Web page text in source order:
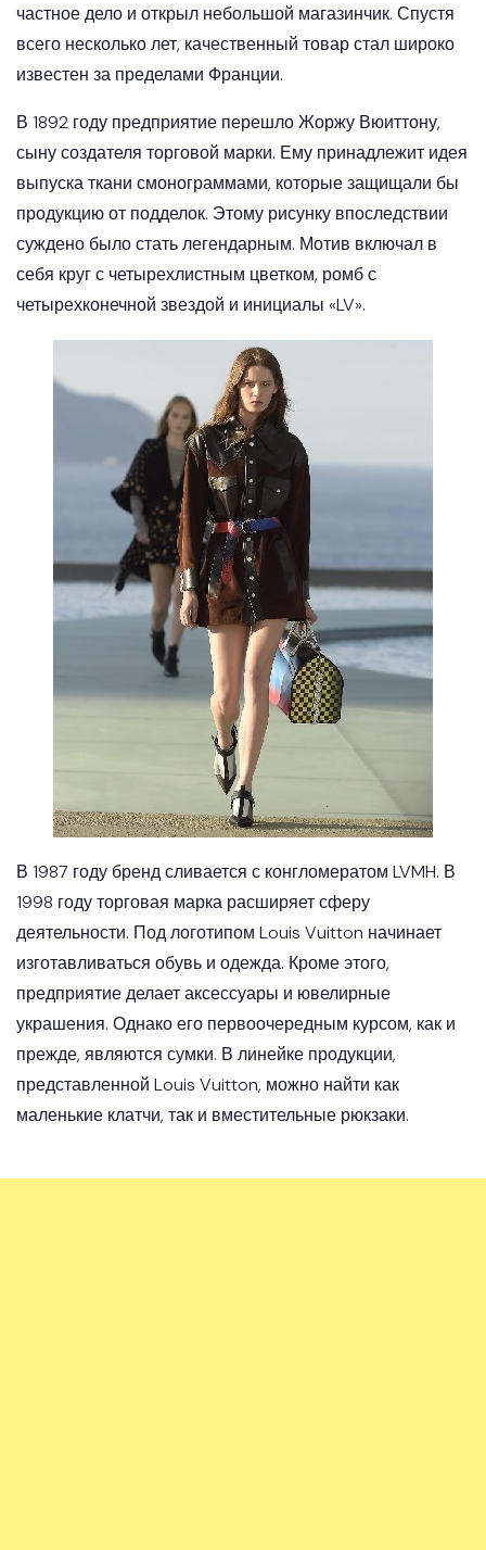
частное дело и открыл небольшой магазинчик. Спустя
всего несколько лет, качественный товар стал широко
известен за пределами Франции.
В 1892 году предприятие перешло Жоржу Вюиттону,
сыну создателя торговой марки. Ему принадлежит идея
выпуска ткани смонограммами, которые защищали бы
продукцию от подделок. Этому рисунку впоследствии
суждено было стать легендарным. Мотив включал в
себя круг с четырехлистным цветком, ромб с
четырехконечной звездой и инициалы «LV».
В 1987 году бренд сливается с конгломератом LVMH. В
1998 году торговая марка расширяет сферу
деятельности. Под логотипом Louis Vuitton начинает
изготавливаться обувь и одежда. Кроме этого,
предприятие делает аксессуары и ювелирные
украшения. Однако его первоочередным курсом, как и
прежде, являются сумки. В линейке продукции,
представленной Louis Vuitton, можно найти как
маленькие клатчи, так и вместительные рюкзаки.